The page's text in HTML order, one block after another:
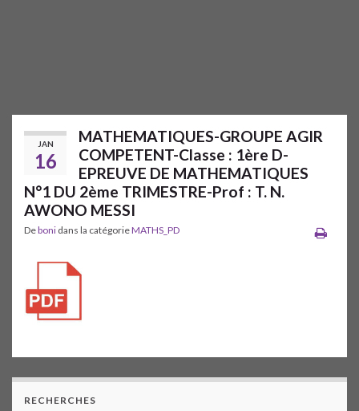
JAN
16
MATHEMATIQUES-GROUPE AGIR
COMPETENT-Classe : 1ère D-
EPREUVE DE MATHEMATIQUES
N°1 DU 2ème TRIMESTRE-Prof : T. N.
AWONO MESSI
Deboni dans la catégorieMATHS_PD
RECHERCHES